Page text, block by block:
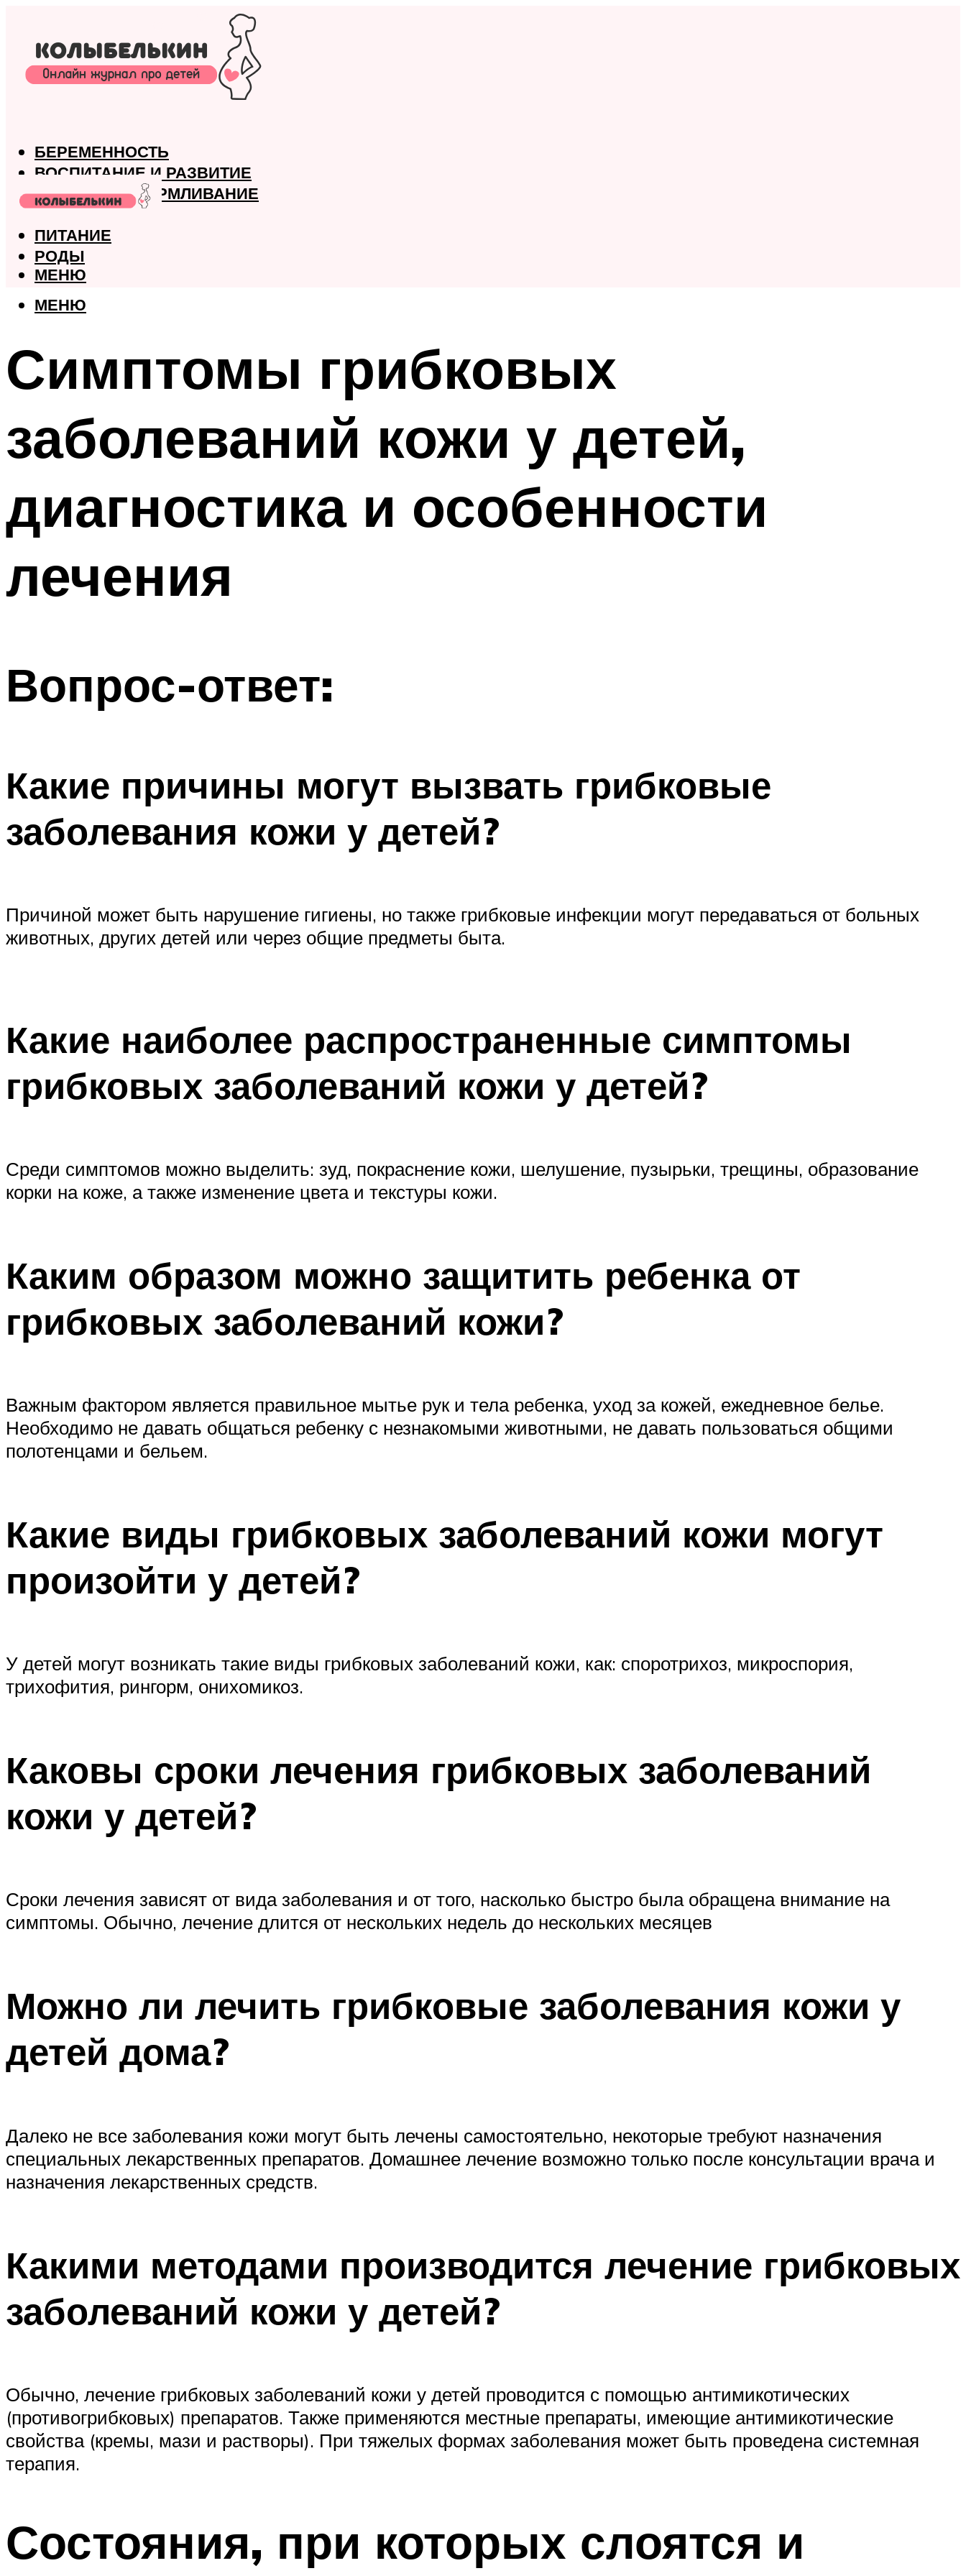
БЕРЕМЕННОСТЬ
ВОСПИТАНИЕ И РАЗВИТИЕ
ГРУДНОЕ ВСКАРМЛИВАНИЕ
ЗДОРОВЬЕ
ПИТАНИЕ
РОДЫ
МЕНЮ
МЕНЮ
Симптомы грибковых
заболеваний кожи у детей,
диагностика и особенности
лечения
Вопрос-ответ:
Какие причины могут вызвать грибковые
заболевания кожи у детей?
Причиной может быть нарушение гигиены, но также грибковые инфекции могут передаваться от больных
животных, других детей или через общие предметы быта.
Какие наиболее распространенные симптомы
грибковых заболеваний кожи у детей?
Среди симптомов можно выделить: зуд, покраснение кожи, шелушение, пузырьки, трещины, образование
корки на коже, а также изменение цвета и текстуры кожи.
Каким образом можно защитить ребенка от
грибковых заболеваний кожи?
Важным фактором является правильное мытье рук и тела ребенка, уход за кожей, ежедневное белье.
Необходимо не давать общаться ребенку с незнакомыми животными, не давать пользоваться общими
полотенцами и бельем.
Какие виды грибковых заболеваний кожи могут
произойти у детей?
У детей могут возникать такие виды грибковых заболеваний кожи, как: споротрихоз, микроспория,
трихофития, рингорм, онихомикоз.
Каковы сроки лечения грибковых заболеваний
кожи у детей?
Сроки лечения зависят от вида заболевания и от того, насколько быстро была обращена внимание на
симптомы. Обычно, лечение длится от нескольких недель до нескольких месяцев
Можно ли лечить грибковые заболевания кожи у
детей дома?
Далеко не все заболевания кожи могут быть лечены самостоятельно, некоторые требуют назначения
специальных лекарственных препаратов. Домашнее лечение возможно только после консультации врача и
назначения лекарственных средств.
Какими методами производится лечение грибковых
заболеваний кожи у детей?
Обычно, лечение грибковых заболеваний кожи у детей проводится с помощью антимикотических
(противогрибковых) препаратов. Также применяются местные препараты, имеющие антимикотические
свойства (кремы, мази и растворы). При тяжелых формах заболевания может быть проведена системная
терапия.
Состояния, при которых слоятся и